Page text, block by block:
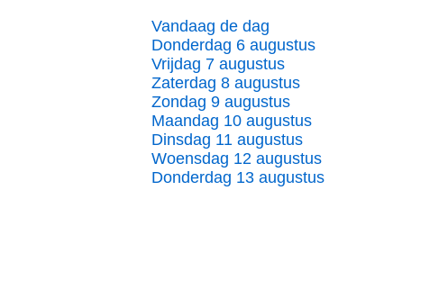
Vandaag de dag
Donderdag 6 augustus
Vrijdag 7 augustus
Zaterdag 8 augustus
Zondag 9 augustus
Maandag 10 augustus
Dinsdag 11 augustus
Woensdag 12 augustus
Donderdag 13 augustus